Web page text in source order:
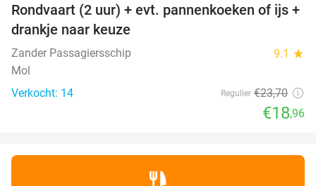
20%
TODAY
Rondvaart (2 uur) + evt. pannenkoeken of ijs +
drankje naar keuze
Zander Passagiersschip 9.1 star
Mol
Verkocht: 14
Regulier €23,70
€18,96